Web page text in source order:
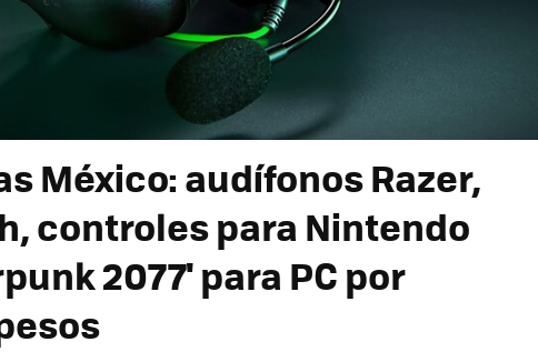
México: audífonos Razer,
controles para Nintendo
2077' para PC por